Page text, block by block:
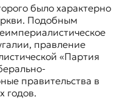
было характерно
Подобным
, правление
«Партия
правительства в
годов.